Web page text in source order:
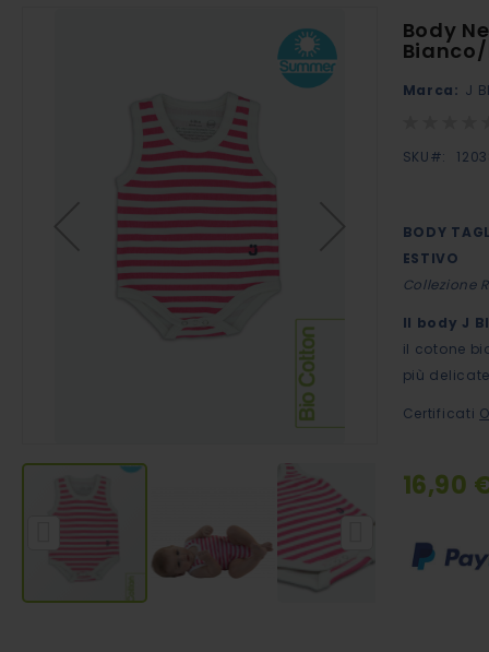
Body
Marca: J
SKU
BODY
ESTIVO
Collezione
Il body J
il cotone
più
Certificati
16,90